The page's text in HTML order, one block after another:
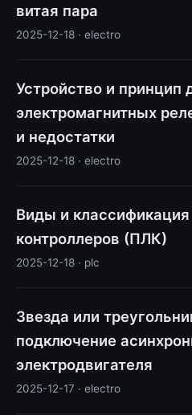
витая пара
2025-12-18 · electro
Устройство и принцип
электромагнитных
и недостатки
2025-12-18 · electro
Виды и
контроллеров (ПЛК)
2025-12-18 · plc
Звезда или
подключение
электродвигателя
2025-12-17 · electro